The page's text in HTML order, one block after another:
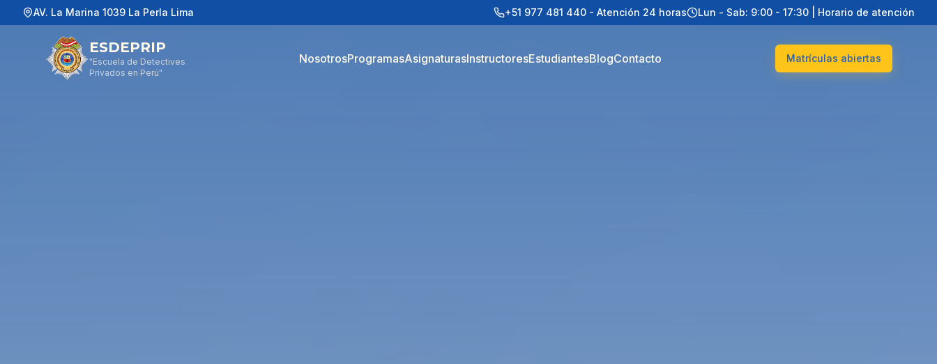
AV. La Marina 1039 La Perla Lima +51 977 481 440 - Atención 24 horas Lun - Sab: 9:00 - 17:30 | Horario de atención
ESDEPRIP
"Escuela de Detectives
Privados en Perú"
NosotrosProgramasAsignaturasInstructoresEstudiantesBlogContacto Matrículas abiertas